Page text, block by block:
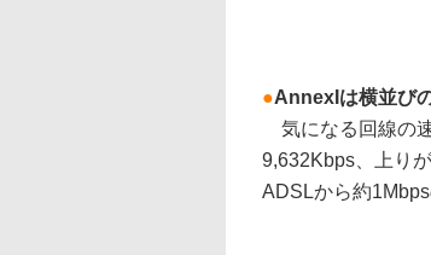
●AnnexIは横並び
気になる回線の
9,632Kbps、上り
ADSLから約